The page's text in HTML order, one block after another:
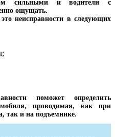
сильными и водители с
ощущать.
неисправности в следующих
поможет определить
проводимая, как при
так и на подъемнике.